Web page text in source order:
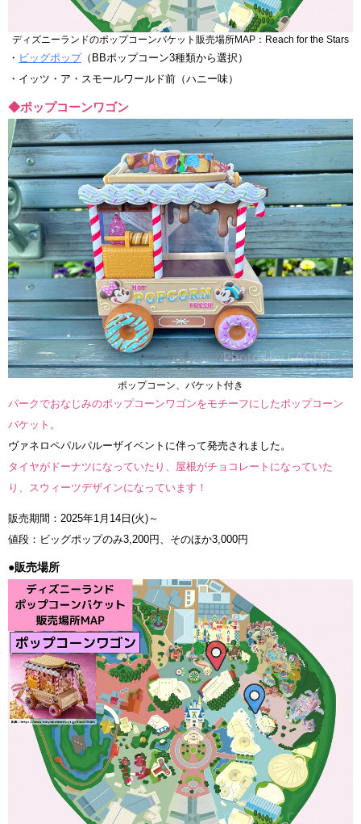
ディズニーランドのポップコーンバケット販売場所MAP：Reach for the Stars
・ ビッグポップ（BBポップコーン3種類から選択）
・イッツ・ア・スモールワールド前（ハニー味）
◆ポップコーンワゴン
ポップコーン、バケット付き
パークでおなじみのポップコーンワゴンをモチーフにしたポップコーン
バケット。
ヴァネロペパルパルーザイベントに伴って発売されました。
タイヤがドーナツになっていたり、屋根がチョコレートになっていた
り、スウィーツデザインになっています！
販売期間：2025年1月14日(火)～
値段：ビッグポップのみ3,200円、そのほか3,000円
●販売場所